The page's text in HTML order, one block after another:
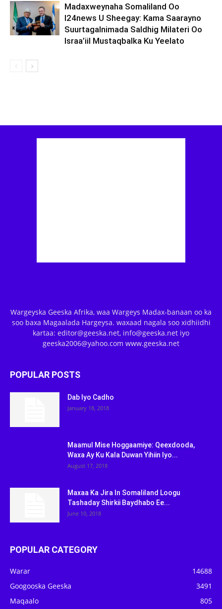
Madaxweynaha Somaliland Oo
I24news U Sheegay: Kama Saarayno
Suurtagalnimada Saldhig Milateri Oo
Israa’iil Mustaqbalka Ku Yeelato
Wargeyska Geeska Afrika, waa Wargeys Madax-banaan oo ka
soo baxa Magaalada Hargeysa. waxaad nagala soo xidhiidhi
kartaa: editor@geeska.net, info@geeska.net iyo
geeska2006@yahoo.com www.geeska.net
POPULAR POSTS
Dab Iyo Cadho
January 18, 2018
Maamul Mise Hoggaamiye: Qeexdooda,
Waxa Ay Ku Kala Duwan Yihiin Iyo...
August 17, 2018
Maxaa Ka Jira In Somaliland Loogu
Tashaday Shirkii Baydhabo Ee...
June 10, 2018
POPULAR CATEGORY
Warar
14688
Googooska Geeska
3491
Maqaalo
805